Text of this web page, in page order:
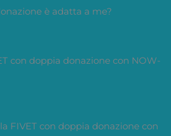
è adatta a me?
con doppia donazione con NOW-
FIVET con doppia donazione con